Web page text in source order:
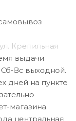
Крепильная
выдачи
Сб-Вс выходной.
дней на пункте
магазина.
центральная